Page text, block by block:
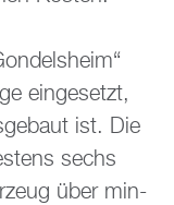
ein­ge­setzt,
ist. Die
sechs
über min­